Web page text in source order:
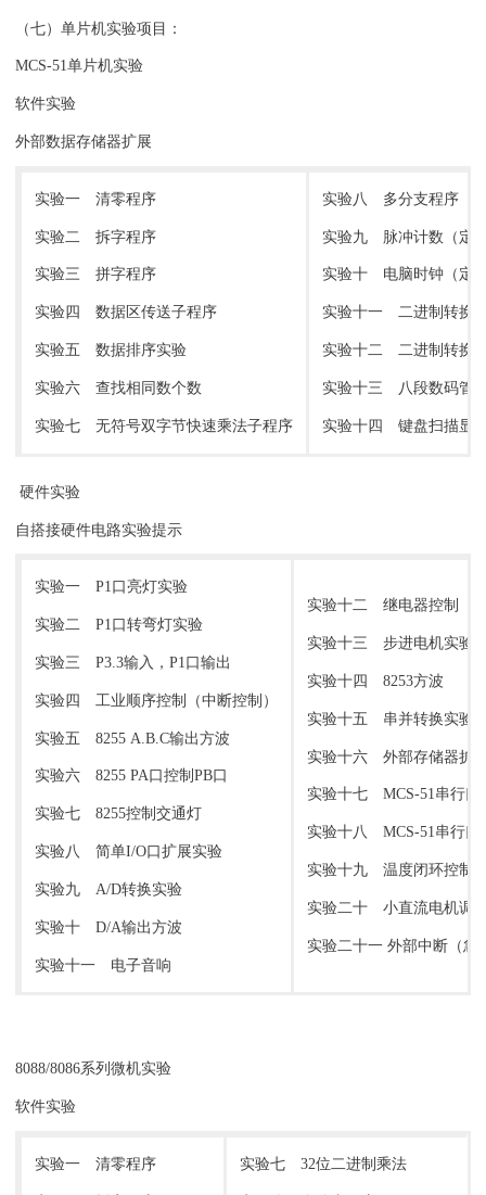
（七）单片机实验项目：
MCS-51单片机实验
软件实验
外部数据存储器扩展
实验一 清零程序
实验二 拆字程序
实验三 拼字程序
实验四 数据区传送子程序
实验五 数据排序实验
实验六 查找相同数个数
实验七 无符号双字节快速乘法子程序
实验八 多分支程序
实验九 脉冲计数（定
实验十 电脑时钟（定
实验十一 二进制转换
实验十二 二进制转换
实验十三 八段数码管
实验十四 键盘扫描显
硬件实验
自搭接硬件电路实验提示
实验一 P1口亮灯实验
实验二 P1口转弯灯实验
实验三 P3.3输入，P1口输出
实验四 工业顺序控制（中断控制）
实验五 8255 A.B.C输出方波
实验六 8255 PA口控制PB口
实验七 8255控制交通灯
实验八 简单I/O口扩展实验
实验九 A/D转换实验
实验十 D/A输出方波
实验十一 电子音响
实验十二 继电器控制
实验十三 步进电机实验
实验十四 8253方波
实验十五 串并转换实验
实验十六 外部存储器扩
实验十七 MCS-51串行
实验十八 MCS-51串行
实验十九 温度闭环控制
实验二十 小直流电机调
实验二十一 外部中断（急
8088/8086系列微机实验
软件实验
实验一 清零程序 实验七 32位二进制乘法